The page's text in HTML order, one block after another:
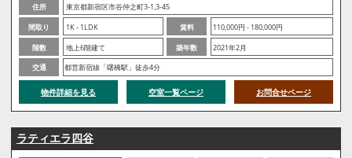
住所
東京都新宿区市谷仲之町3-1,3-45
間取り
1K - 1LDK 賃料
110,000円 - 180,000円
階数
地上6階建て 築年数
2021年2月
交通
都営新宿線「曙橋駅」徒歩4分
物件詳細を見る 空室一覧ページ お問合せページ
ラティエラ四谷